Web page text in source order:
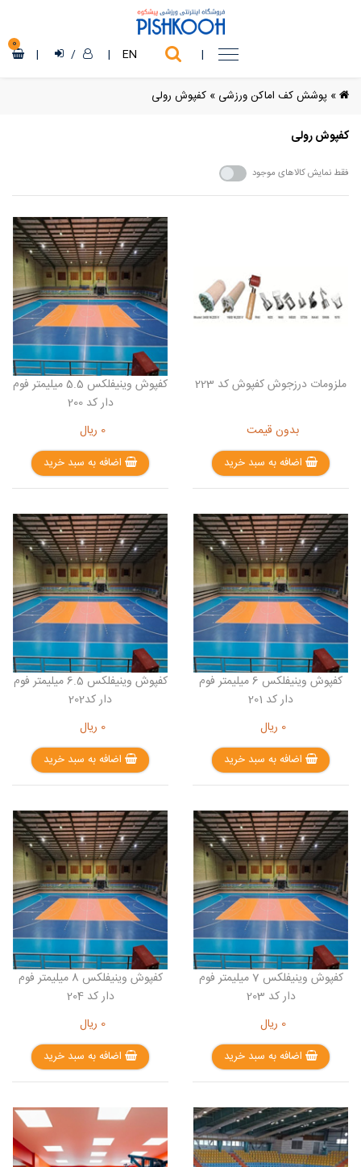
|
EN
|
/
|
0
» پوشش کف اماکن ورزشی » کفپوش رولی
کفپوش رولی
فقط نمایش کالاهای موجود
ملزومات درزجوش کفپوش کد 223
بدون قیمت
اضافه به سبد خرید
کفپوش وینیفلکس 5.5 میلیمتر فوم
دار کد 200
0 ریال
اضافه به سبد خرید
کفپوش وینیفلکس 6 میلیمتر فوم
دار کد 201
0 ریال
اضافه به سبد خرید
کفپوش وینیفلکس 6.5 میلیمتر فوم
دار کد202
0 ریال
اضافه به سبد خرید
کفپوش وینیفلکس 7 میلیمتر فوم
دار کد 203
0 ریال
اضافه به سبد خرید
کفپوش وینیفلکس 8 میلیمتر فوم
دار کد 204
0 ریال
اضافه به سبد خرید